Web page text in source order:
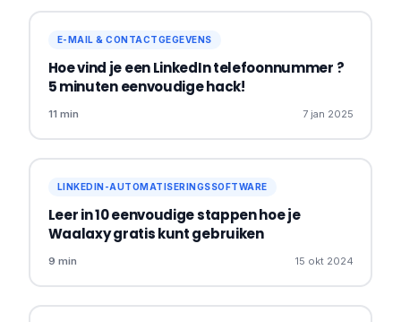
E-MAIL & CONTACTGEGEVENS
Hoe vind je een LinkedIn telefoonnummer ?
5 minuten eenvoudige hack!
11 min 7 jan 2025
LINKEDIN-AUTOMATISERINGSSOFTWARE
Leer in 10 eenvoudige stappen hoe je
Waalaxy gratis kunt gebruiken
9 min 15 okt 2024